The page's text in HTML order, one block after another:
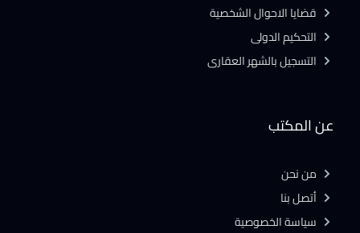
عن المكتب
من نحن
أتصل بنا
سياسة الخصوصية
قضايا الاحوال الشخصية
التحكيم الدولى
التسجيل بالشهر العقارى